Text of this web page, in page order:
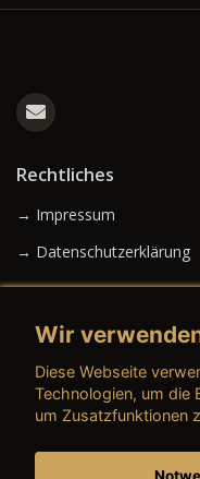
Rechtliches
→ Impressum
→ Datenschutzerklärung
→ AGB (Gebrauchtwagen)
Wir
Diese Webseite
Technologien, um die
um Zusatzfunktionen